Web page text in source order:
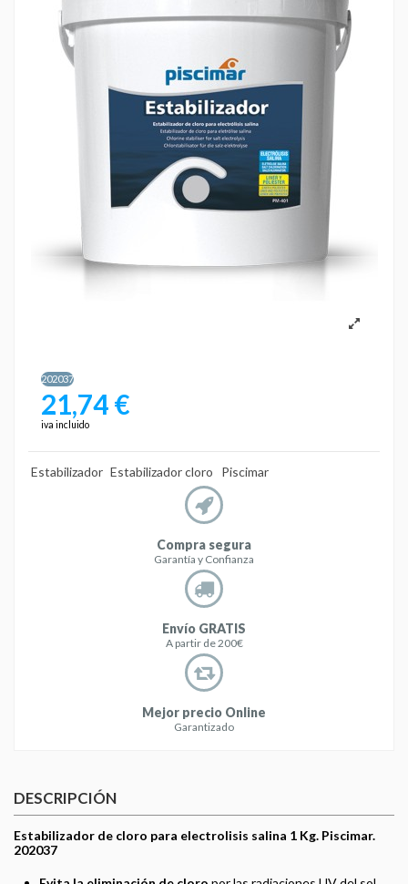
202037
21,74 €
iva incluido
Estabilizador Estabilizador cloro Piscimar
Compra segura
Garantía y Confianza
Envío GRATIS
A partir de 200€
Mejor precio Online
Garantizado
DESCRIPCIÓN
Estabilizador de cloro para electrolisis salina 1 Kg. Piscimar.
202037